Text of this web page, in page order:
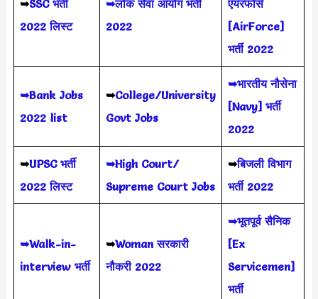
➥SSC भर्ती
2022 लिस्ट
➥लोक सेवा आयोग भर्ती
2022
एयरफोर्स
[AirForce]
भर्ती 2022
➥Bank Jobs
2022 list
➥College/University
Govt Jobs
➥भारतीय नौसेना
[Navy] भर्ती
2022
➥UPSC भर्ती
2022 लिस्ट
➥High Court/
Supreme Court Jobs
➥बिजली विभाग
भर्ती 2022
➥Walk-in-
interview भर्ती
➥Woman सरकारी
नौकरी 2022
➥भूतपूर्व सैनिक
[Ex
Servicemen]
भर्ती